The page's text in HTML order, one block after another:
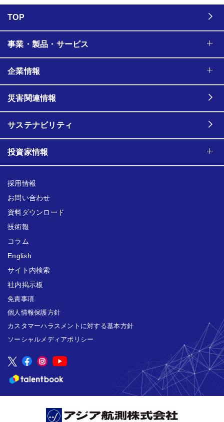
TOP
事業・製品・サービス
企業情報
災害関連情報
サステナビリティ
投資家情報
採用情報
お問い合わせ
資料ダウンロード
技術報
コラム
English
サイト内検索
社内掲示板
免責事項
個人情報保護方針
カスタマーハラスメントに対する基本方針
ソーシャルメディアポリシー